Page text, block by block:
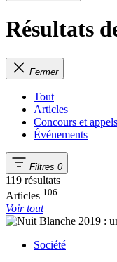
Résultats
Fermer
Tout
Articles
Concours et
Événements
Filtres 0
119 résultats
Articles 106
Voir tout
Société